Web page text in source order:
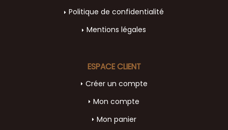
Politique de confidentialité
Mentions légales
ESPACE CLIENT
Créer un compte
Mon compte
Mon panier